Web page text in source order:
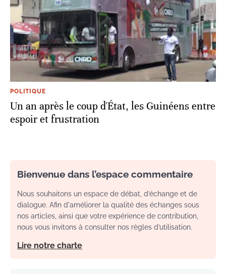
POLITIQUE
Un an après le coup d'État, les Guinéens entre
espoir et frustration
Bienvenue dans l’espace commentaire
Nous souhaitons un espace de débat, d’échange et de
dialogue. Afin d'améliorer la qualité des échanges sous
nos articles, ainsi que votre expérience de contribution,
nous vous invitons à consulter nos règles d’utilisation.
Lire notre charte